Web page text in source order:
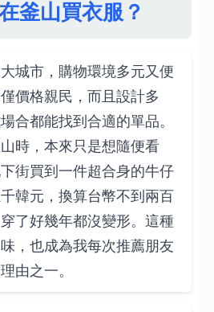
釜山買衣服？
城市，購物環境多元又便
價格親民，而且設計多
合都能找到合適的單品。
時，本來只是想隨便看
街買到一件超合身的牛仔
韓元，換算台幣不到兩百
了好幾年都沒變形。這種
，也成為我每次推薦朋友
由之一。